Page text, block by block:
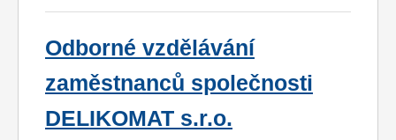
Odborné vzdělávání
zaměstnanců společnosti
DELIKOMAT s.r.o.